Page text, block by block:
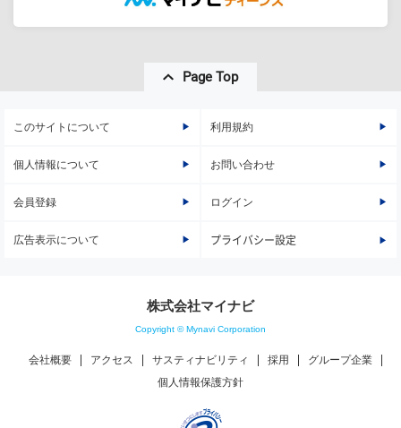
Page Top
このサイトについて 利用規約
個人情報について お問い合わせ
会員登録 ログイン
広告表示について プライバシー設定
株式会社マイナビ
Copyright © Mynavi Corporation
会社概要 アクセス サスティナビリティ 採用
グループ企業
個人情報保護方針